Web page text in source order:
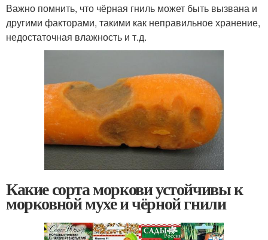
Важно помнить, что чёрная гниль может быть вызвана и
другими факторами, такими как неправильное хранение,
недостаточная влажность и т.д.
Какие сорта моркови устойчивы к
морковной мухе и чёрной гнили